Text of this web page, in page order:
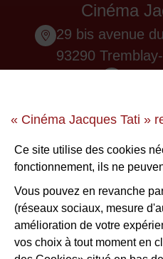
« Cinéma Jacques Tati »
Ce site utilise des cookies
fonctionnement, ils ne
Vous pouvez en revanche
(réseaux sociaux, mesure
amélioration de votre
vos choix à tout moment en
Cinéma
29 bis avenue
93290
01
Ne ratez
Voir nos